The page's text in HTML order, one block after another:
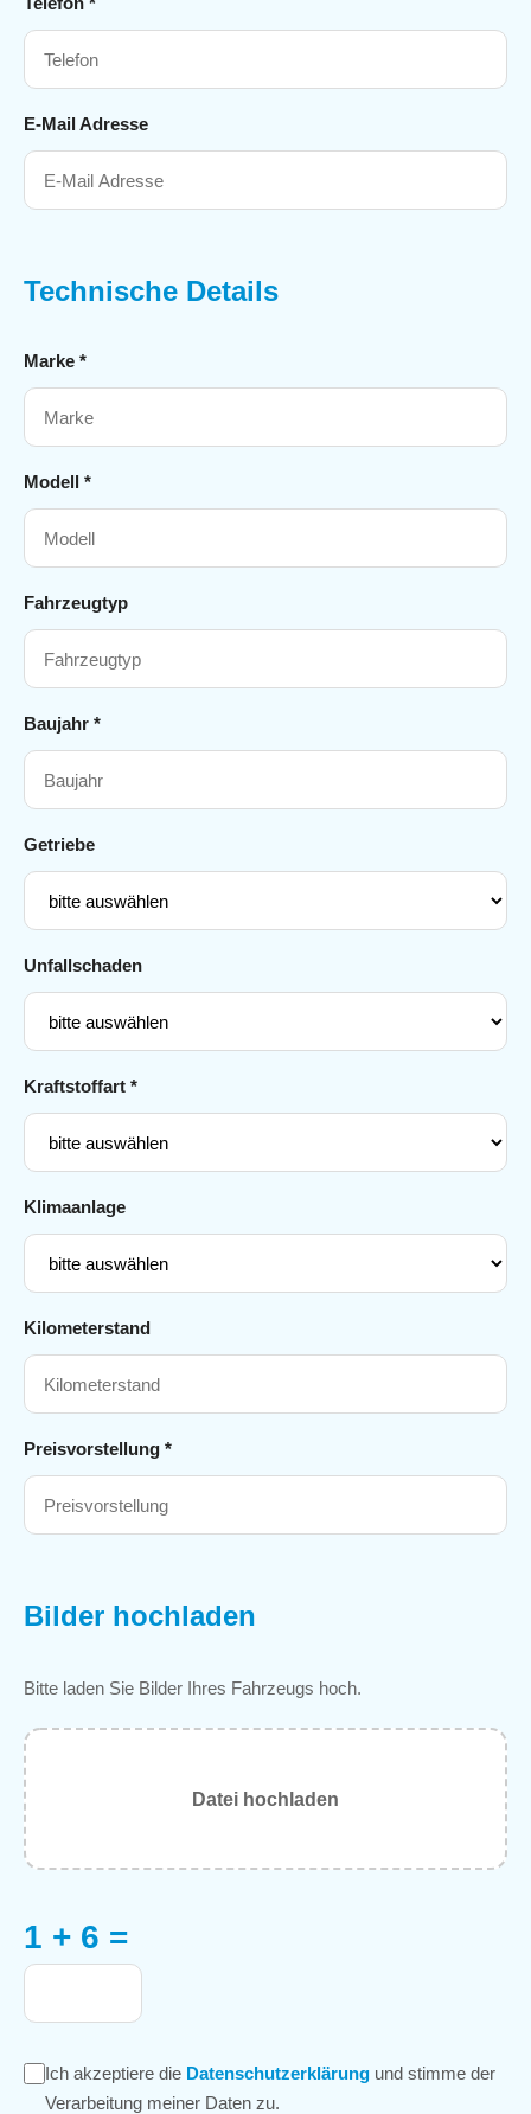
E-Mail Adresse
Technische Details
Marke *
Modell *
Fahrzeugtyp
Baujahr *
Getriebe
Unfallschaden
Kraftstoffart *
Klimaanlage
Kilometerstand
Preisvorstellung *
Bilder hochladen
Bitte laden Sie Bilder Ihres Fahrzeugs hoch.
Datei hochladen
1 + 6 =
Ich akzeptiere die Datenschutzerklärung und stimme der
Verarbeitung meiner Daten zu.